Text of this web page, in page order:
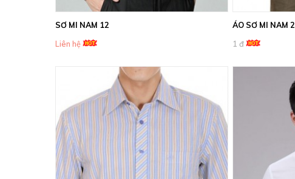
SƠ MI NAM 12
Liên hệ
ÁO SƠ MI NAM 2
1 đ